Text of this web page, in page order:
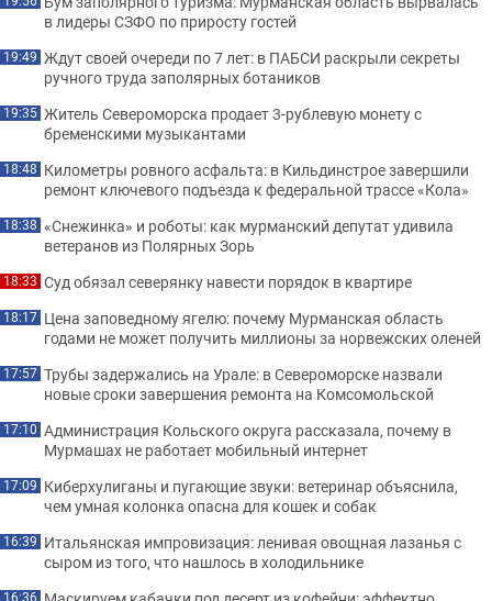
в лидеры СЗФО по приросту гостей
19:49 Ждут своей очереди по 7 лет: в ПАБСИ раскрыли секреты
ручного труда заполярных ботаников
19:35 Житель Североморска продает 3-рублевую монету с
бременскими музыкантами
18:48 Километры ровного асфальта: в Кильдинстрое завершили
ремонт ключевого подъезда к федеральной трассе «Кола»
18:38 «Снежинка» и роботы: как мурманский депутат удивила
ветеранов из Полярных Зорь
18:33 Суд обязал северянку навести порядок в квартире
18:17 Цена заповедному ягелю: почему Мурманская область
годами не может получить миллионы за норвежских оленей
17:57 Трубы задержались на Урале: в Североморске назвали
новые сроки завершения ремонта на Комсомольской
17:10 Администрация Кольского округа рассказала, почему в
Мурмашах не работает мобильный интернет
17:09 Киберхулиганы и пугающие звуки: ветеринар объяснила,
чем умная колонка опасна для кошек и собак
16:39 Итальянская импровизация: ленивая овощная лазанья с
сыром из того, что нашлось в холодильнике
16:36